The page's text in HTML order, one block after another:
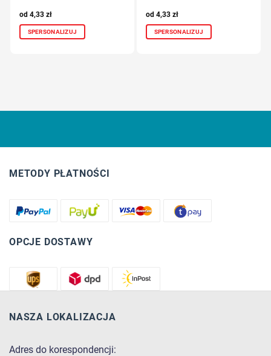
4,33 zł
SPERSONALIZUJ
4,33 zł
SPERSONALIZUJ
METODY PŁATNOŚCI
OPCJE DOSTAWY
NASZA LOKALIZACJA
Adres do korespondencji: